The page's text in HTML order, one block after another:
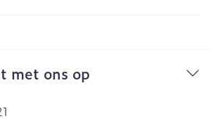
met ons op